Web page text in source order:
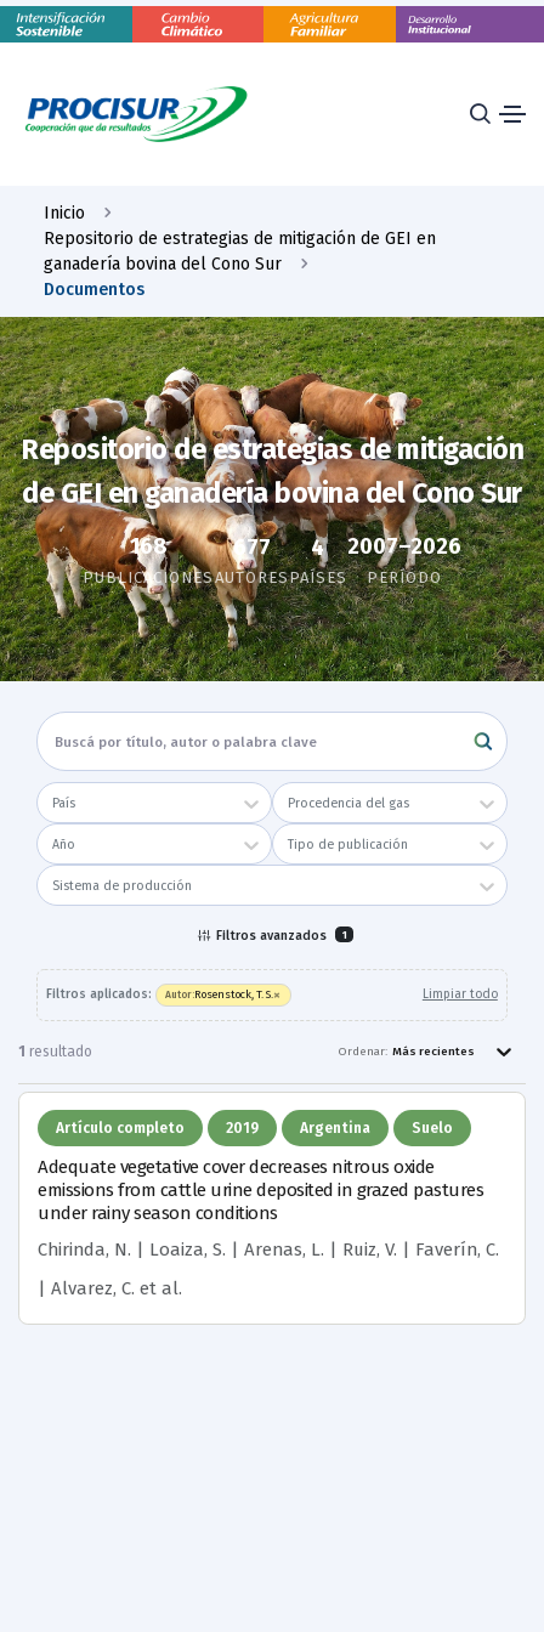
Inicio
Repositorio de estrategias de mitigación de GEI en
ganadería bovina del Cono Sur
Documentos
Repositorio de estrategias de mitigación
de GEI en ganadería bovina del Cono Sur
168
PUBLICACIONES
677
AUTORES
4
PAÍSES
2007–2026
PERÍODO
País Procedencia del gas
Año Tipo de publicación
Sistema de producción
Filtros avanzados 1
Filtros aplicados: Autor:Rosenstock, T. S.× Limpiar todo
1 resultado Ordenar: Más recientes
Artículo completo 2019 Argentina Suelo
Adequate vegetative cover decreases nitrous oxide
emissions from cattle urine deposited in grazed pastures
under rainy season conditions
Chirinda, N. | Loaiza, S. | Arenas, L. | Ruiz, V. | Faverín, C.
| Alvarez, C. et al.